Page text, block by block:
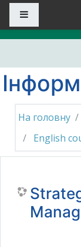
Перейти до
На головну
English